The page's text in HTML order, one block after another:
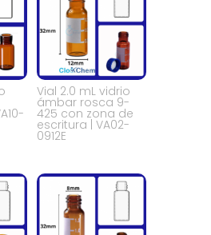
Vial 2.0 mL vidrio
ámbar rosca 9-
425 con zona de
escritura | VA02-
0912E